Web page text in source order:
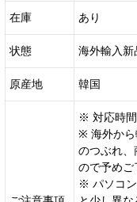
在庫 あり
状態 海外輸入新
原産地 韓国
※ 対応時間
※ 海外から
のつぶれ、
ので予めご
※ パソコ